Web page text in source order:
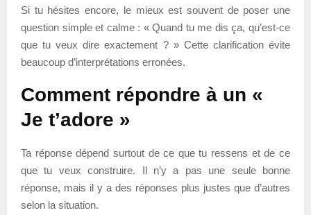
Si tu hésites encore, le mieux est souvent de poser une
question simple et calme : « Quand tu me dis ça, qu’est-ce
que tu veux dire exactement ? » Cette clarification évite
beaucoup d’interprétations erronées.
Comment répondre à un «
Je t’adore »
Ta réponse dépend surtout de ce que tu ressens et de ce
que tu veux construire. Il n’y a pas une seule bonne
réponse, mais il y a des réponses plus justes que d’autres
selon la situation.